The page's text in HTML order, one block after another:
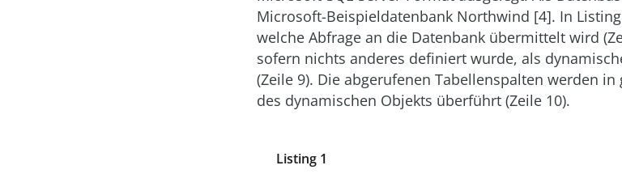
Microsoft-Beispieldatenbank Northwind [4]. In
welche Abfrage an die Datenbank übermittelt wird
sofern nichts anderes definiert wurde, als
(Zeile 9). Die abgerufenen Tabellenspalten werden
des dynamischen Objekts überführt (Zeile 10).
Listing 1